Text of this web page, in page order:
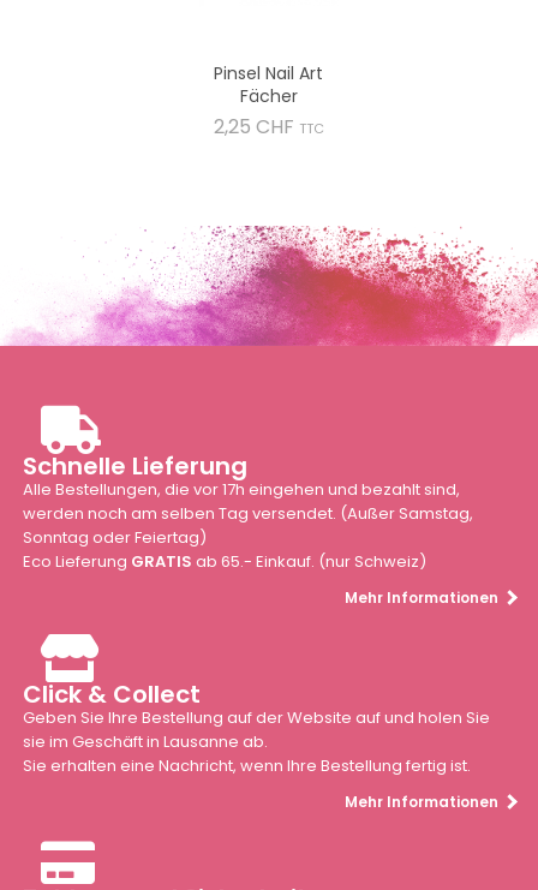
Pinsel Nail Art
Fächer
2,25 CHF Preis
TTC
Schnelle Lieferung
Alle Bestellungen, die vor 17h eingehen und bezahlt sind,
werden noch am selben Tag versendet. (Außer Samstag,
Sonntag oder Feiertag)
Eco Lieferung GRATIS ab 65.- Einkauf. (nur Schweiz)
Mehr Informationen
Click & Collect
Geben Sie Ihre Bestellung auf der Website auf und holen Sie
sie im Geschäft in Lausanne ab.
Sie erhalten eine Nachricht, wenn Ihre Bestellung fertig ist.
Mehr Informationen